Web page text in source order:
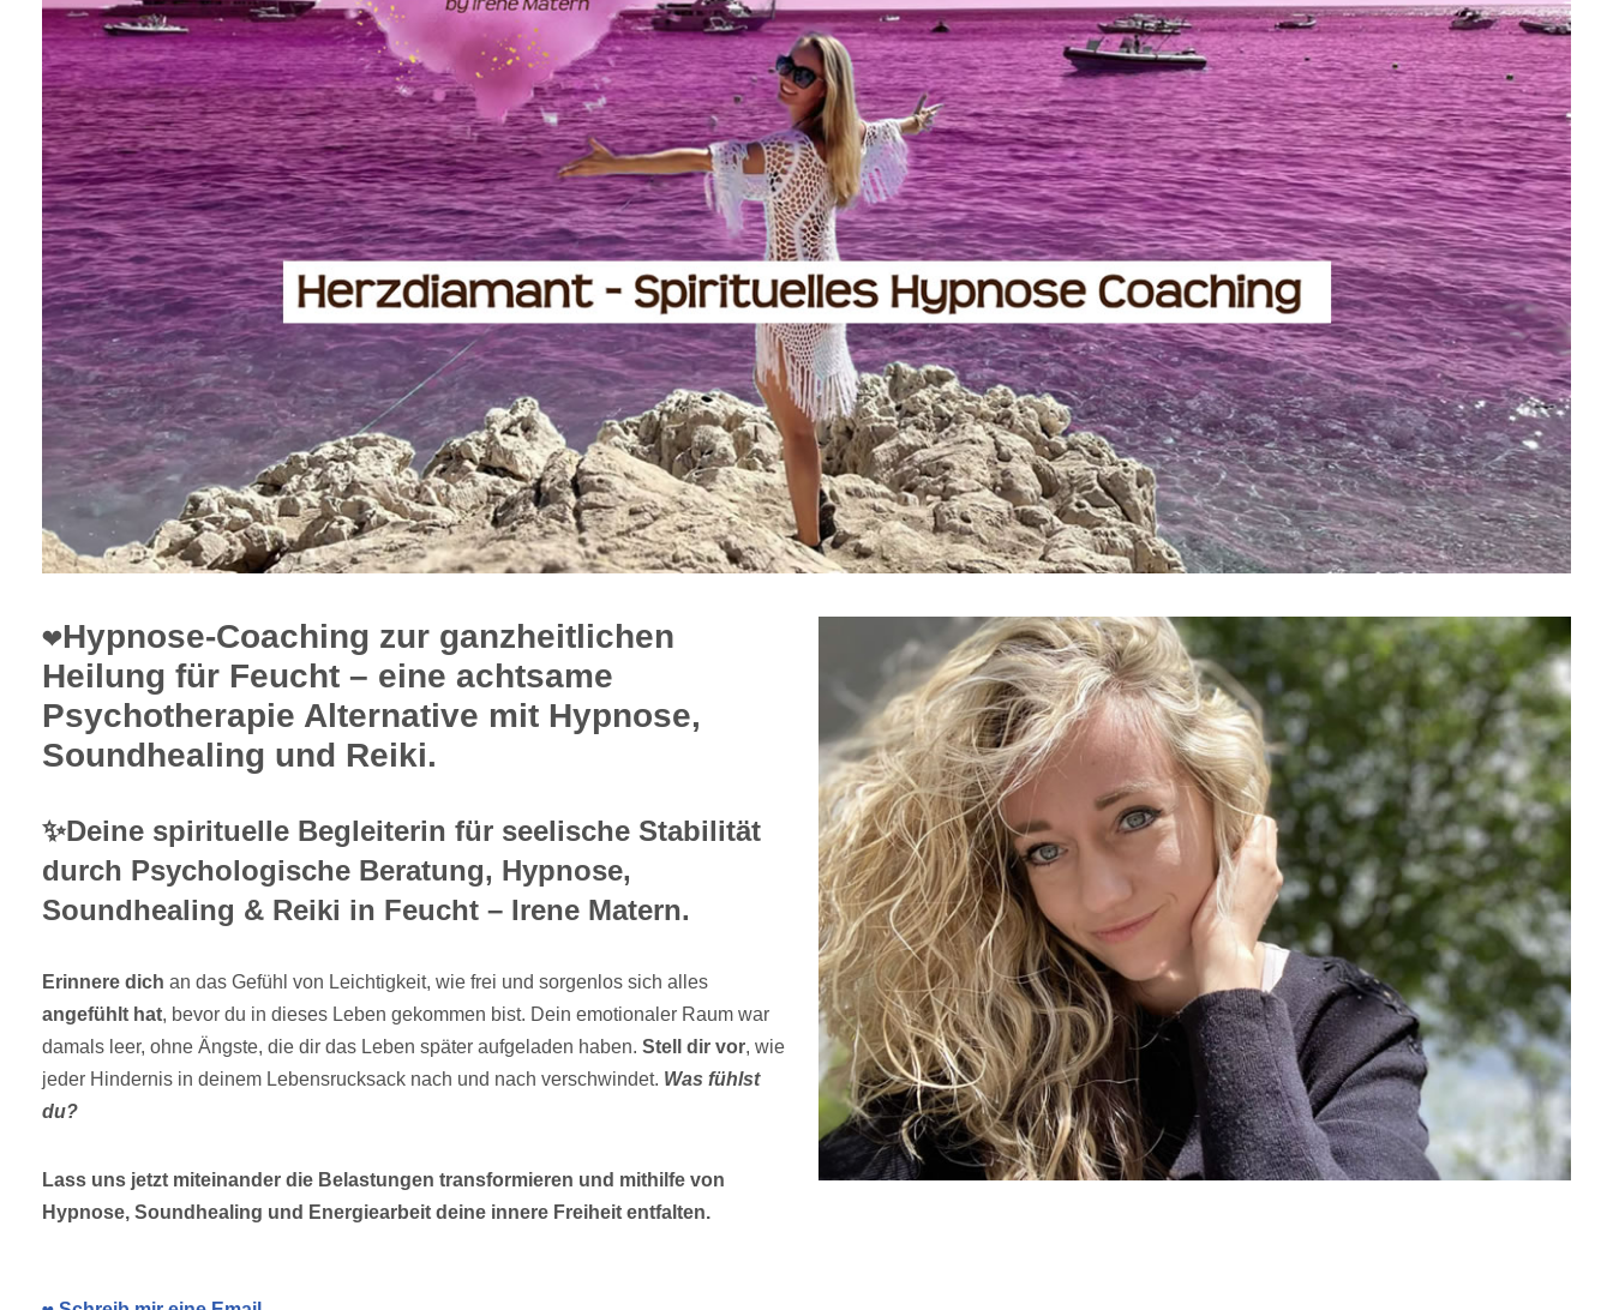
❤️Hypnose-Coaching zur ganzheitlichen
Heilung für Feucht – eine achtsame
Psychotherapie Alternative mit Hypnose,
Soundhealing und Reiki.
✨Deine spirituelle Begleiterin für seelische Stabilität
durch Psychologische Beratung, Hypnose,
Soundhealing & Reiki in Feucht – Irene Matern.
Erinnere dich an das Gefühl von Leichtigkeit, wie frei und sorgenlos sich alles
angefühlt hat, bevor du in dieses Leben gekommen bist. Dein emotionaler Raum war
damals leer, ohne Ängste, die dir das Leben später aufgeladen haben. Stell dir vor, wie
jeder Hindernis in deinem Lebensrucksack nach und nach verschwindet. Was fühlst
du?
Lass uns jetzt miteinander die Belastungen transformieren und mithilfe von
Hypnose, Soundhealing und Energiearbeit deine innere Freiheit entfalten.